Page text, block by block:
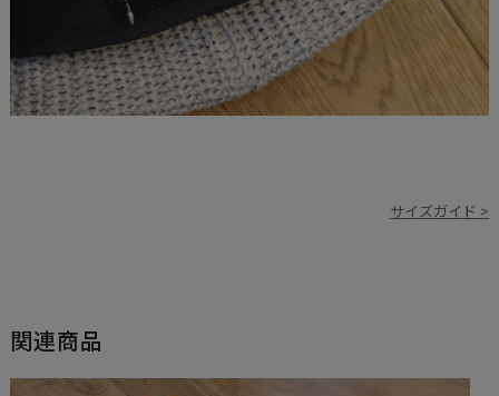
サイズガイド >
関連商品